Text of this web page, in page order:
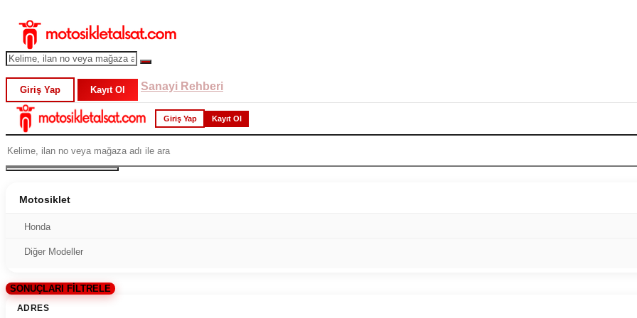
Giriş Yap Kayıt Ol Sanayi Rehberi
Giriş Yap Kayıt Ol
Motosiklet
Honda
Diğer Modeller
SONUÇLARI FİLTRELE
ADRES